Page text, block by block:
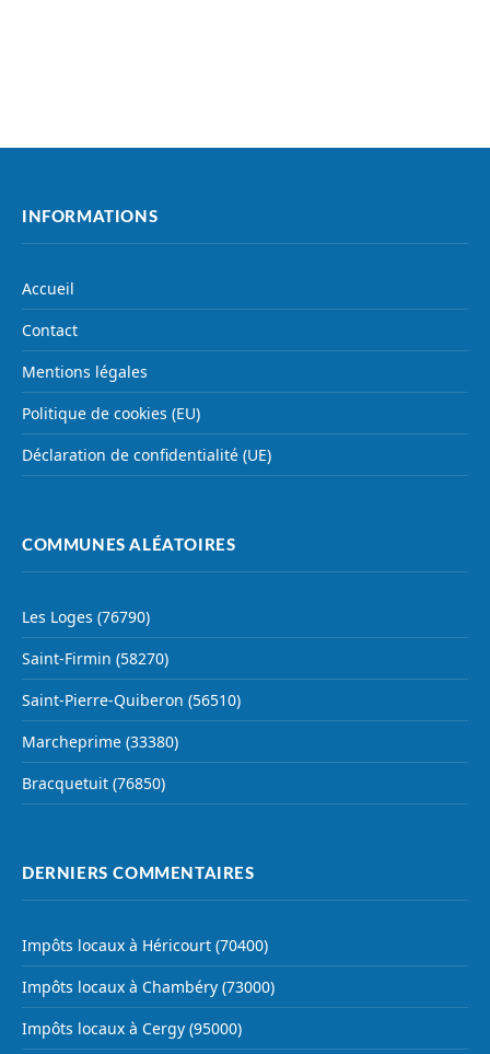
INFORMATIONS
Accueil
Contact
Mentions légales
Politique de cookies (EU)
Déclaration de confidentialité (UE)
COMMUNES ALÉATOIRES
Les Loges (76790)
Saint-Firmin (58270)
Saint-Pierre-Quiberon (56510)
Marcheprime (33380)
Bracquetuit (76850)
DERNIERS COMMENTAIRES
Impôts locaux à Héricourt (70400)
Impôts locaux à Chambéry (73000)
Impôts locaux à Cergy (95000)